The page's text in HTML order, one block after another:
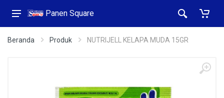
Panen Square
Beranda Produk NUTRIJELL KELAPA MUDA 15GR